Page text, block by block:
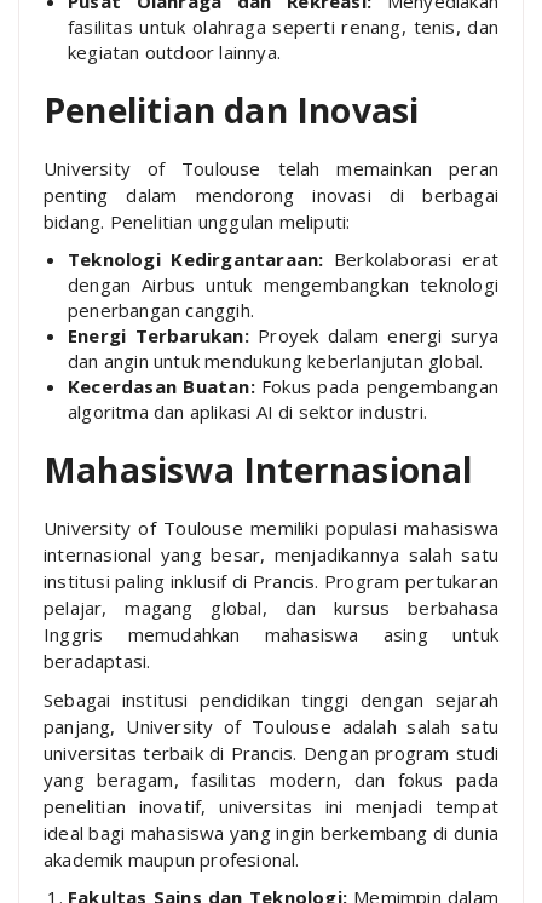
fasilitas untuk olahraga seperti renang, tenis, dan
kegiatan outdoor lainnya.
Penelitian dan Inovasi
University of Toulouse telah memainkan peran
penting dalam mendorong inovasi di berbagai
bidang. Penelitian unggulan meliputi:
Teknologi Kedirgantaraan: Berkolaborasi erat
dengan Airbus untuk mengembangkan teknologi
penerbangan canggih.
Energi Terbarukan:Proyek dalam energi surya
dan angin untuk mendukung keberlanjutan global.
Kecerdasan Buatan:Fokus pada pengembangan
algoritma dan aplikasi AI di sektor industri.
Mahasiswa Internasional
University of Toulouse memiliki populasi mahasiswa
internasional yang besar, menjadikannya salah satu
institusi paling inklusif di Prancis. Program pertukaran
pelajar, magang global, dan kursus berbahasa
Inggris memudahkan mahasiswa asing untuk
beradaptasi.
Sebagai institusi pendidikan tinggi dengan sejarah
panjang, University of Toulouse adalah salah satu
universitas terbaik di Prancis. Dengan program studi
yang beragam, fasilitas modern, dan fokus pada
penelitian inovatif, universitas ini menjadi tempat
ideal bagi mahasiswa yang ingin berkembang di dunia
akademik maupun profesional.
Fakultas Sains dan Teknologi:Memimpin dalam